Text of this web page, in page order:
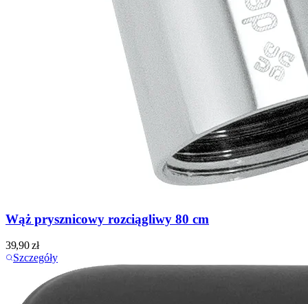
Wąż prysznicowy rozciągliwy 80 cm
39,90zł
Szczegóły